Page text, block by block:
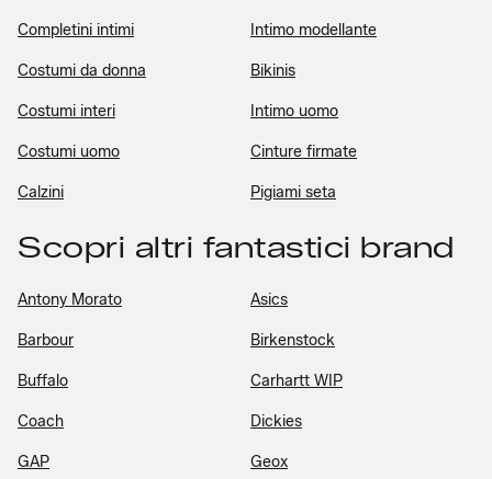
Completini intimi Intimo modellante
Costumi da donna Bikinis
Costumi interi Intimo uomo
Costumi uomo Cinture firmate
Calzini Pigiami seta
Scopri altri fantastici brand
Antony Morato Asics
Barbour Birkenstock
Buffalo Carhartt WIP
Coach Dickies
GAP Geox